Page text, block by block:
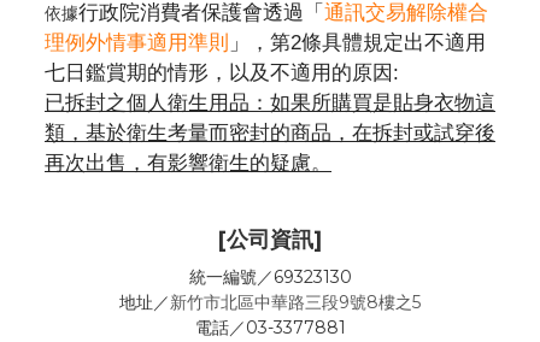
依據行政院消費者保護會透過「 通訊交易解除權合
理例外情事適用準則 」，第2條具體規定出不適用
七日鑑賞期的情形，以及不適用的原因:
已拆封之個人衛生用品：如果所購買是貼身衣物這
類，基於衛生考量而密封的商品，在拆封或試穿後
再次出售，有影響衛生的疑慮。
[公司資訊]
統一編號／69323130
地址／新竹市北區中華路三段9號8樓之5
電話／03-3377881